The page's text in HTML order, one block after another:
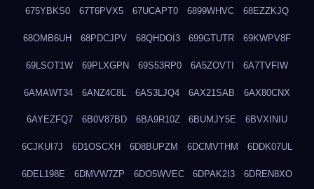
675YBKS0 67T6PVX5 67UCAPT0 6899WHVC 68EZZKJQ
68OMB6UH 68PDCJPV 68QHDOI3 699GTUTR 69KWPV8F
69LSOT1W 69PLXGPN 69S53RP0 6A5ZOVTI 6A7TVFIW
6AMAWT34 6ANZ4C8L 6AS3LJQ4 6AX21SAB 6AX80CNX
6AYEZFQ7 6B0V87BD 6BA9R10Z 6BUMJY5E 6BVXINIU
6CJKUI7J 6D1OSCXH 6D8BUPZM 6DCMVTHM 6DDK07UL
6DEL198E 6DMVW7ZP 6DO5WVEC 6DPAK2I3 6DREN8XO